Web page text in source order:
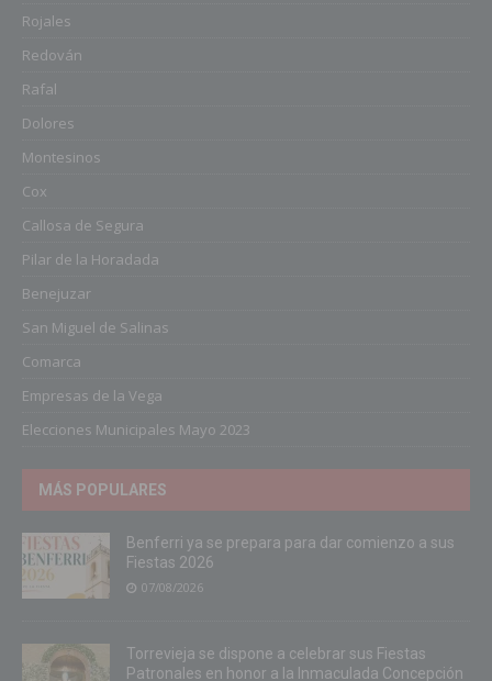
Rojales
Redován
Rafal
Dolores
Montesinos
Cox
Callosa de Segura
Pilar de la Horadada
Benejuzar
San Miguel de Salinas
Comarca
Empresas de la Vega
Elecciones Municipales Mayo 2023
MÁS POPULARES
Benferri ya se prepara para dar comienzo a sus
Fiestas 2026
07/08/2026
Torrevieja se dispone a celebrar sus Fiestas
Patronales en honor a la Inmaculada Concepción